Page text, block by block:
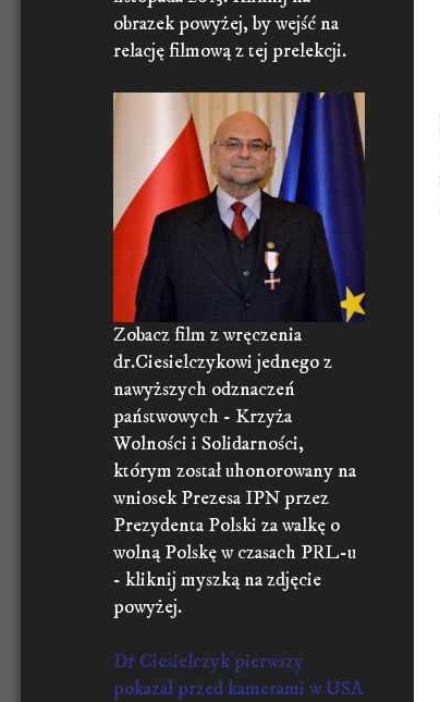
obrazek powyżej, by wejść na
relację filmową z tej prelekcji.
Zobacz film z wręczenia
dr.Ciesielczykowi jednego z
nawyższych odznaczeń
państwowych - Krzyża
Wolności i Solidarności,
którym został uhonorowany na
wniosek Prezesa IPN przez
Prezydenta Polski za walkę o
wolną Polskę w czasach PRL-u
- kliknij myszką na zdjęcie
powyżej.
Dr Ciesielczyk pierwszy
pokazał przed kamerami w USA